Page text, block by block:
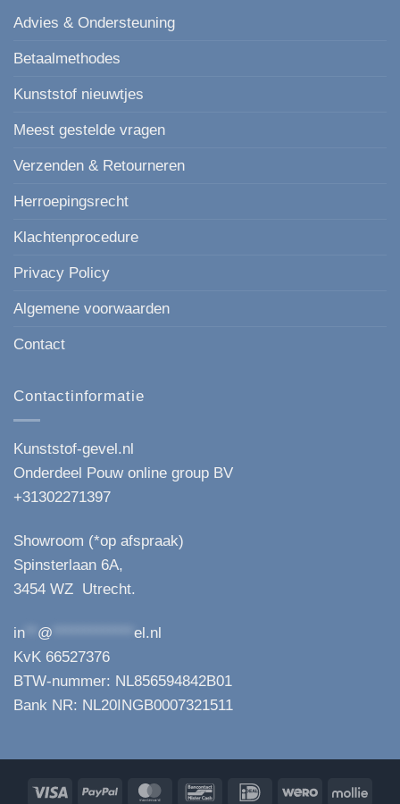
Advies & Ondersteuning
Betaalmethodes
Kunststof nieuwtjes
Meest gestelde vragen
Verzenden & Retourneren
Herroepingsrecht
Klachtenprocedure
Privacy Policy
Algemene voorwaarden
Contact
Contactinformatie
Kunststof-gevel.nl
Onderdeel Pouw online group BV
+31302271397
Showroom (*op afspraak)
Spinsterlaan 6A,
3454 WZ Utrecht.
in @
el.nl
KvK 66527376
BTW-nummer: NL856594842B01
Bank NR: NL20INGB0007321511
Visa PayPal MasterCardBancontactIDeal Wero Mollie